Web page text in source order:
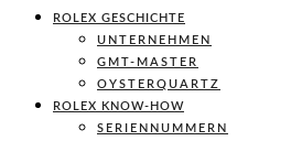
ROLEX GESCHICHTE
UNTERNEHMEN
GMT-MASTER
OYSTERQUARTZ
ROLEX KNOW-HOW
SERIENNUMMERN